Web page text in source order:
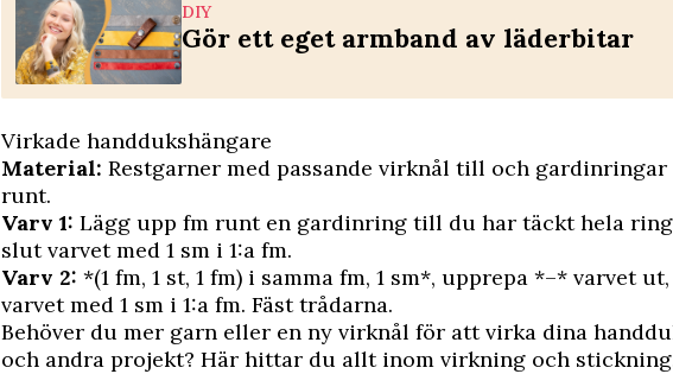
DIY
Gör ett eget armband av läderbitar
Virkade handdukshängare
Material: Restgarner med passande virknål till och
runt.
Varv 1: Lägg upp fm runt en gardinring till du har täckt hela
slut varvet med 1 sm i 1:a fm.
Varv 2: *(1 fm, 1 st, 1 fm) i samma fm, 1 sm*, upprepa *–* varvet
varvet med 1 sm i 1:a fm. Fäst trådarna.
Behöver du mer garn eller en ny virknål för att virka dina
och andra projekt? Här hittar du allt inom virkning och